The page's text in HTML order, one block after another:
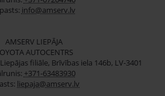
info@amserv.lv
AMSERV LIEPĀJA
AUTOCENTRS
filiāle, Brīvības iela 146b, LV-3401
+371-63483930
liepaja@amserv.lv